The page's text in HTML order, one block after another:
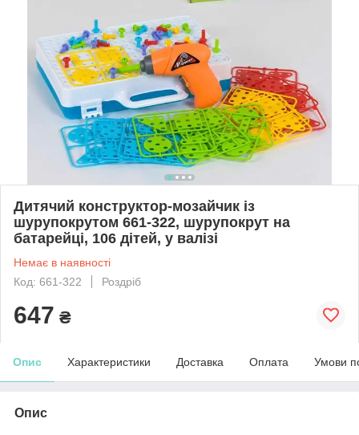
Дитячий конструктор-мозайчик із
шурупокрутом 661-322, шурупокрут на
батарейці, 106 дітей, у валізі
Немає в наявності
Код: 661-322
Роздріб
647 ₴
Опис Характеристики Доставка Оплата Умови
Опис